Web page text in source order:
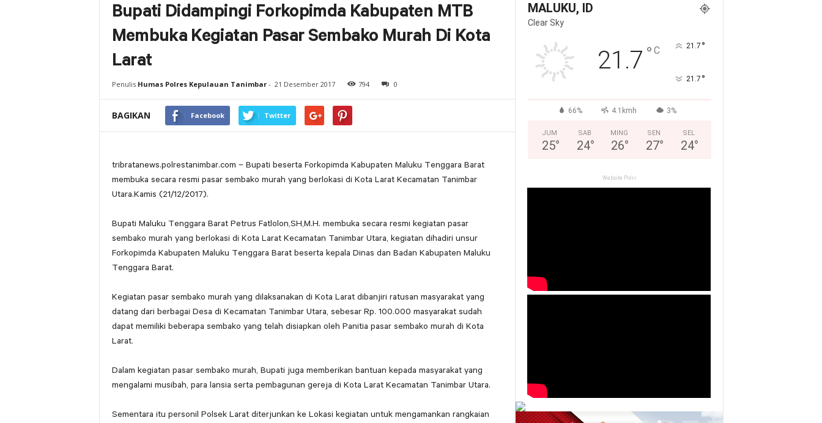
Bupati Didampingi Forkopimda Kabupaten MTB
Membuka Kegiatan Pasar Sembako Murah Di Kota
Larat
Penulis Humas Polres Kepulauan Tanimbar- 21 Desember 2017 794 0
BAGIKAN Facebook Twitter
tribratanews.polrestanimbar.com – Bupati beserta Forkopimda Kabupaten Maluku Tenggara Barat
membuka secara resmi pasar sembako murah yang berlokasi di Kota Larat Kecamatan Tanimbar
Utara.Kamis (21/12/2017).
Bupati Maluku Tenggara Barat Petrus Fatlolon,SH,M.H. membuka secara resmi kegiatan pasar
sembako murah yang berlokasi di Kota Larat Kecamatan Tanimbar Utara, kegiatan dihadiri unsur
Forkopimda Kabupaten Maluku Tenggara Barat beserta kepala Dinas dan Badan Kabupaten Maluku
Tenggara Barat.
Kegiatan pasar sembako murah yang dilaksanakan di Kota Larat dibanjiri ratusan masyarakat yang
datang dari berbagai Desa di Kecamatan Tanimbar Utara, sebesar Rp. 100.000 masyarakat sudah
dapat memiliki beberapa sembako yang telah disiapkan oleh Panitia pasar sembako murah di Kota
Larat.
Dalam kegiatan pasar sembako murah, Bupati juga memberikan bantuan kepada masyarakat yang
mengalami musibah, para lansia serta pembagunan gereja di Kota Larat Kecamatan Tanimbar Utara.
Sementara itu personil Polsek Larat diterjunkan ke Lokasi kegiatan untuk mengamankan rangkaian
MALUKU, ID
Clear Sky
21.7 ° C 21.7 °
21.7 °
66% 4.1kmh 3%
JUM
25°
SAB
24°
MING
26°
SEN
27°
SEL
24°
Website Polri